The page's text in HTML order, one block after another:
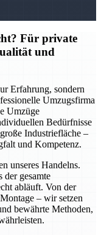
Für private
und
Erfahrung, sondern
Umzugsfirma
Umzüge
Bedürfnisse
Industriefläche –
und Kompetenz.
unseres Handelns.
der gesamte
abläuft. Von der
– wir setzen
bewährte Methoden,